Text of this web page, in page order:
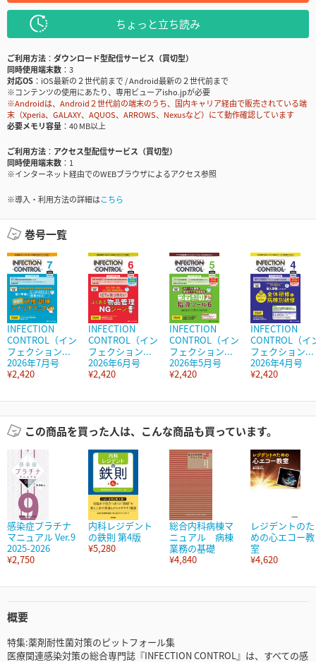
ちょっと立ち読み
ご利用方法
ダウンロード型配信サービス（買切型）
同時使用端末数
3
対応OS
iOS最新の２世代前まで / Android最新の２世代前まで
※コンテンツの使用にあたり、専用ビューアisho.jpが必要
※Androidは、Android２世代前の端末のうち、国内キャリア経由で販売されている端
末（Xperia、GALAXY、AQUOS、ARROWS、Nexusなど）にて動作確認しています
必要メモリ容量
40 MB以上
ご利用方法
アクセス型配信サービス（買切型）
同時使用端末数
1
※インターネット経由でのWEBブラウザによるアクセス参照
※導入・利用方法の詳細はこちら
巻号一覧
INFECTION
CONTROL（イン
フェクション...
2026年7月号
¥2,420
INFECTION
CONTROL（イン
フェクション...
2026年6月号
¥2,420
INFECTION
CONTROL（イン
フェクション...
2026年5月号
¥2,420
INFECTION
CONTROL（イ
フェクション...
2026年4月号
¥2,420
この商品を買った人は、こんな商品も買っています。
感染症プラチナ
マニュアル Ver.9
2025-2026
¥2,750
内科レジデント
の鉄則 第4版
¥5,280
総合内科病棟マ
ニュアル 病棟
業務の基礎
¥4,840
レジデントのた
めの心エコー教
室
¥4,620
概要
特集:薬剤耐性菌対策のピットフォール集
医療関連感染対策の総合専門誌『INFECTION CONTROL』は、すべての感